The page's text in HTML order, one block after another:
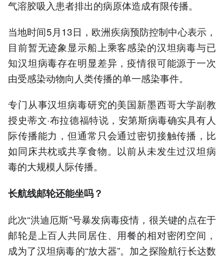
气溶胶吸入患者排出的病原体造成有限传播。
当地时间5月13日，欧洲疾病预防控制中心表示，
目前暂无迹象显示船上乘客感染的汉坦病毒与已
知汉坦病毒存在明显差异，疫情很可能源于一次
由受感染动物向人类传播的单一感染事件。
专门从事汉坦病毒研究的美国新墨西哥大学副教
授史蒂文·布拉德福特说，安第斯病毒确实具有人
际传播能力，但通常只会通过密切接触传播，比
如同床共枕或共享食物。以前从未发生过汉坦病
毒的大规模人际传播。
长航线邮轮还能坐吗？
此次“洪迪厄斯”号暴发病毒疫情，很关键的点在于
邮轮是上百人共同居住、用餐的相对密闭空间，
成为了汉坦病毒的“放大器”。加之探险航行长达数